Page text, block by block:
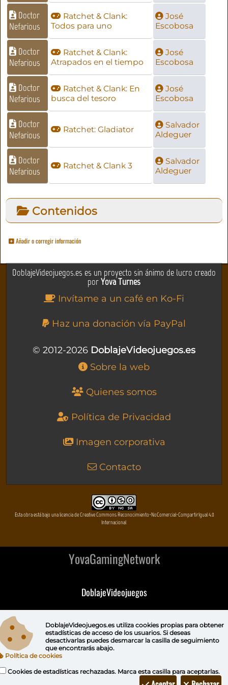
Doctor
Nefarious
Ratchet & Clank:
Todos para uno
José
Escobosa
Doctor
Nefarious
Ratchet & Clank:
Atrapados en el tiempo
José
Escobosa
Doctor
Nefarious
Ratchet & Clank: En
busca del tesoro
José
Escobosa
Doctor
Nefarious
Ratchet: Gladiator
Salvador
Aldeguer
Doctor
Nefarious
Ratchet & Clank 3
Salvador
Aldeguer
Contenidos
Añadir o corregir información
DoblajeVideojuegos.es es un proyecto sin ánimo de lucro creado
porYova Turnes
Invítame a un café en Ko-Fi
Haz una donación vía PayPal
© 2012-2026 DoblajeVideojuegos.es
Sobre la web
Quienes somos
Política de Privacidad
Imagen corporativa
Contacto
Esta obra está bajo una licencia de Creative Commons Reconocimiento-NoComercial-CompartirIgual 4.0
Internacional
YovaGamingNetwork
DoblajeVideojuegos
DeVuego GAL
DeVuego Portugal
DoblajeVideojuegos.es utiliza cookies propiaspara obtener
estadísticas de acceso de los usuarios. Si deseas
desactivarlas puedes desmarcar la casilla de seguimiento
que encontrarás abajo.
Política de cookies
Cookies de estadísticas rechazadas. Marca esta casilla para aceptarlas.